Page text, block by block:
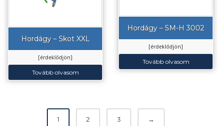
Hordágy – Skot XXL
[érdeklődjön]
Tovább olvasom
Hordágy – SM-H 3002
[érdeklődjön]
Tovább olvasom
1 2 3 →